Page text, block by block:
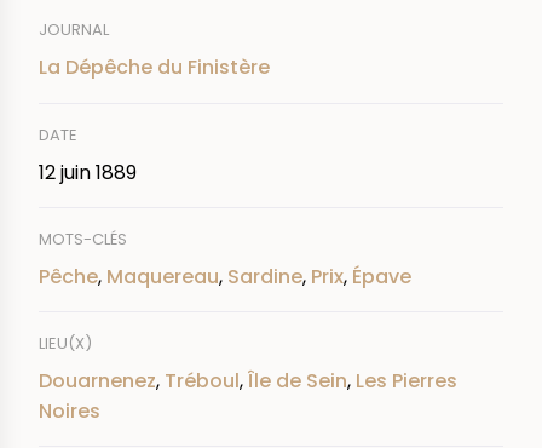
JOURNAL
La Dépêche du Finistère
DATE
12 juin 1889
MOTS-CLÉS
Pêche, Maquereau, Sardine, Prix, Épave
LIEU(X)
Douarnenez, Tréboul,Île de Sein, Les Pierres
Noires